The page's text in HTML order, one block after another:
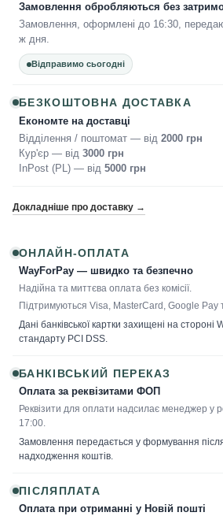
Замовлення обробляються без
Замовлення, оформлені до 16:30,
ж дня.
Відправимо сьогодні
БЕЗКОШТОВНА ДОСТАВКА
Економте на доставці
Відділення / поштомат — від 2000 грн
Кур'єр — від 3000 грн
InPost (PL) — від 5000 грн
Докладніше про доставку →
ОНЛАЙН-ОПЛАТА
WayForPay — швидко та безпечно
Надійна та миттєва оплата без комісії.
Підтримуються Visa, MasterCard, Google Pay
Дані банківської картки захищені на стороні
стандарту PCI DSS.
БАНКІВСЬКИЙ ПЕРЕКАЗ
Оплата за реквізитами ФОП
Реквізити для оплати надсилає менеджер у
17:00.
Замовлення передається у формування
надходження коштів.
ПІСЛЯПЛАТА
Оплата при отриманні у Новій пошті